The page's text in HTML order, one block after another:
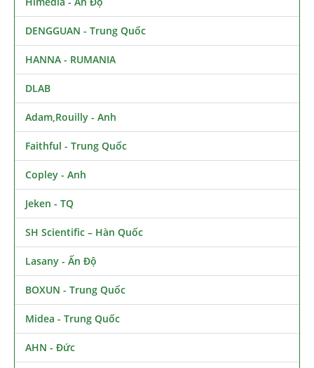
DENGGUAN - Trung Quốc
HANNA - RUMANIA
DLAB
Adam,Rouilly - Anh
Faithful - Trung Quốc
Copley - Anh
Jeken - TQ
SH Scientific – Hàn Quốc
Lasany - Ấn Độ
BOXUN - Trung Quốc
Midea - Trung Quốc
AHN - Đức